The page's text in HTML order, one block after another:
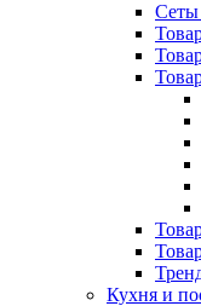
Сеты
Кухня и